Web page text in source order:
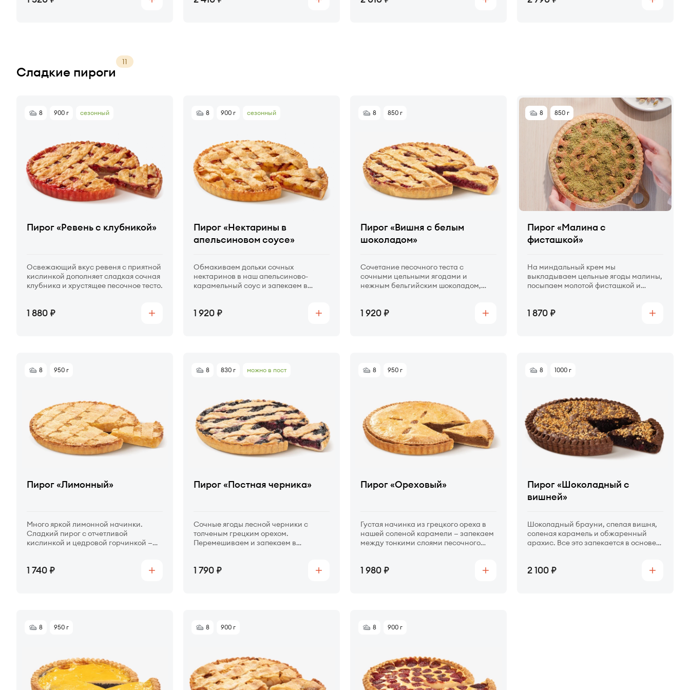
Купить Купить Купить Купить
Сладкие пироги
11
8 900 г сезонный
Пирог «Ревень с клубникой»
Освежающий вкус ревеня с приятной
кислинкой дополняет сладкая сочная
клубника и хрустящее песочное тесто.
Цена
1 880 Купить
8 900 г сезонный
Пирог «Нектарины в
апельсиновом соусе»
Обмакиваем дольки сочных
нектаринов в наш апельсиново-
карамельный соус и запекаем в
Цена
1 920 Купить
8 850 г
Пирог «Вишня с белым
шоколадом»
Сочетание песочного теста с
сочными цельными ягодами и
нежным бельгийским шоколадом,
Цена
1 920 Купить
8 850 г
Пирог «Малина с
фисташкой»
На миндальный крем мы
выкладываем цельные ягоды малины,
посыпаем молотой фисташкой и
Цена
1 870 Купить
8 950 г
Пирог «Лимонный»
Много яркой лимонной начинки.
Сладкий пирог с отчетливой
кислинкой и цедровой горчинкой —
Цена
1 740 Купить
8 830 г можно в пост
Пирог «Постная черника»
Сочные ягоды лесной черники с
толченым грецким орехом.
Перемешиваем и запекаем в
Цена
1 790 Купить
8 950 г
Пирог «Ореховый»
Густая начинка из грецкого ореха в
нашей соленой карамели — запекаем
между тонкими слоями песочного
Цена
1 980 Купить
8 1000 г
Пирог «Шоколадный с
вишней»
Шоколадный брауни, спелая вишня,
соленая карамель и обжаренный
арахис. Все это запекается в основе
Цена
2 100 Купить
8 950 г 8 900 г 8 900 г